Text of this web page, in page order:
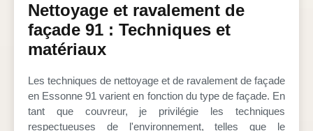
Nettoyage et ravalement de
façade 91 : Techniques et
matériaux
Les techniques de nettoyage et de ravalement de façade
en Essonne 91 varient en fonction du type de façade. En
tant que couvreur, je privilégie les techniques
respectueuses de l'environnement, telles que le